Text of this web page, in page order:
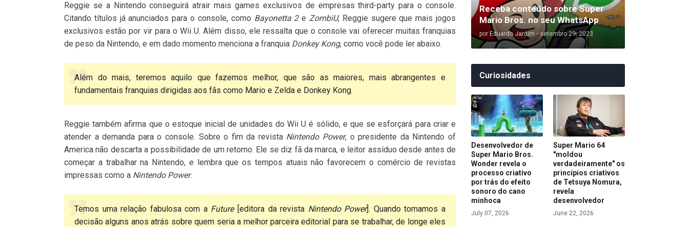
Reggie se a Nintendo conseguirá atrair mais games exclusivos de empresas third-party para o console.
Citando títulos já anunciados para o console, como Bayonetta 2e ZombiU, Reggie sugere que mais jogos
exclusivos estão por vir para o Wii U. Além disso, ele ressalta que o console vai oferecer muitas franquias
de peso da Nintendo, e em dado momento menciona a franquia Donkey Kong, como você pode ler abaixo.
Além do mais, teremos aquilo que fazemos melhor, que são as maiores, mais abrangentes e
fundamentais franquias dirigidas aos fãs como Mario e Zelda e Donkey Kong.
Reggie também afirma que o estoque inicial de unidades do Wii U é sólido, e que se esforçará para criar e
atender a demanda para o console. Sobre o fim da revista Nintendo Power, o presidente da Nintendo of
America não descarta a possibilidade de um retorno. Ele se diz fã da marca, e leitor assíduo desde antes de
começar a trabalhar na Nintendo, e lembra que os tempos atuais não favorecem o comércio de revistas
impressas como a Nintendo Power.
Temos uma relação fabulosa com a Future[editora da revista Nintendo Power]. Quando tomamos a
decisão alguns anos atrás sobre quem seria a melhor parceira editorial para se trabalhar, de longe eles
Receba conteúdo sobre Super
Mario Bros. no seu WhatsApp
por Eduardo Jardim • setembro 29, 2023
Curiosidades
Desenvolvedor de
Super Mario Bros.
Wonder revela o
processo criativo
por trás do efeito
sonoro do cano
minhoca
July 07, 2026
Super Mario 64
"moldou
verdadeiramente" os
princípios criativos
de Tetsuya Nomura,
revela
desenvolvedor
June 22, 2026